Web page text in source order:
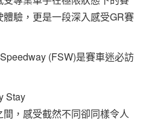
驗，更是一段深入感受GR賽
(FSW)是賽車迷必訪
Stay
，感受截然不同卻同樣令人